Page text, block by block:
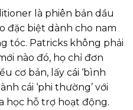
là phiên bản dầu
đặc biệt dành cho nam
tóc. Patricks không phải
nào đó, họ chỉ đơn
cơ bản, lấy cái ‘bình
cái ‘phi thường’ với
học hỗ trợ hoạt động.